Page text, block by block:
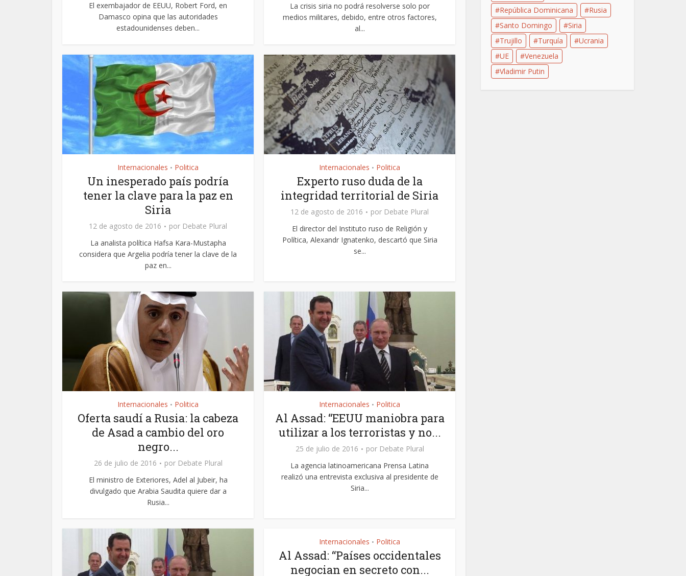
El exembajador de EEUU, Robert Ford, en
Damasco opina que las autoridades
estadounidenses deben...
La crisis siria no podrá resolverse solo por
medios militares, debido, entre otros factores,
al...
Internacionales • Politica
Un inesperado país podría
tener la clave para la paz en
Siria
12 de agosto de 2016 por Debate Plural
La analista política Hafsa Kara-Mustapha
considera que Argelia podría tener la clave de la
paz en...
Internacionales • Politica
Experto ruso duda de la
integridad territorial de Siria
12 de agosto de 2016 por Debate Plural
El director del Instituto ruso de Religión y
Política, Alexandr Ignatenko, descartó que Siria
se...
Internacionales • Politica
Oferta saudí a Rusia: la cabeza
de Asad a cambio del oro
negro...
26 de julio de 2016 por Debate Plural
El ministro de Exteriores, Adel al Jubeir, ha
divulgado que Arabia Saudita quiere dar a
Rusia...
Internacionales • Politica
Al Assad: “EEUU maniobra para
utilizar a los terroristas y no...
25 de julio de 2016 por Debate Plural
La agencia latinoamericana Prensa Latina
realizó una entrevista exclusiva al presidente de
Siria...
Internacionales • Politica
Al Assad: “Países occidentales
negocian en secreto con...
República Dominicana
Rusia
Santo Domingo
Siria
Trujillo
Turquía
Ucrania
UE
Venezuela
Vladimir Putin